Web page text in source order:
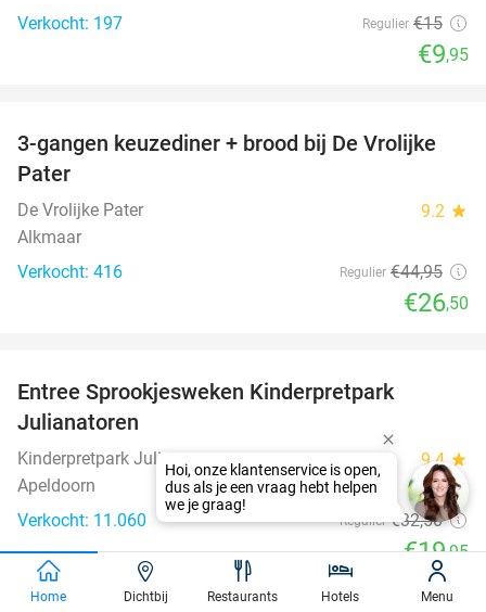
Verkocht: 197
Regulier €15
€9,95
41%
3-gangen keuzediner + brood bij De Vrolijke
Pater
De Vrolijke Pater 9.2 star
Alkmaar
Verkocht: 416
Regulier €44,95
€26,50
Entree Sprookjesweken Kinderpretpark
Julianatoren
Kinderpretpark Julianatoren 9.4 star
Apeldoorn
Verkocht: 11.060
Regulier €32,50
€19,95
favorite_border
Home Dichtbij Restaurants Hotels Menu